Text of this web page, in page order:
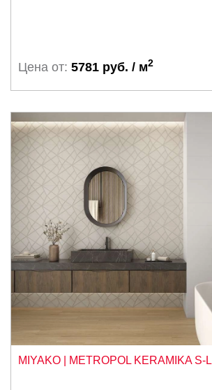
Цена от: 5781 руб. / м2
MIYAKO | METROPOL KERAMIKA S-L